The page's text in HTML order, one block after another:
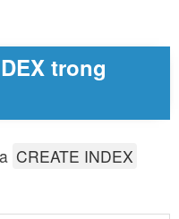
trong
CREATE INDEX